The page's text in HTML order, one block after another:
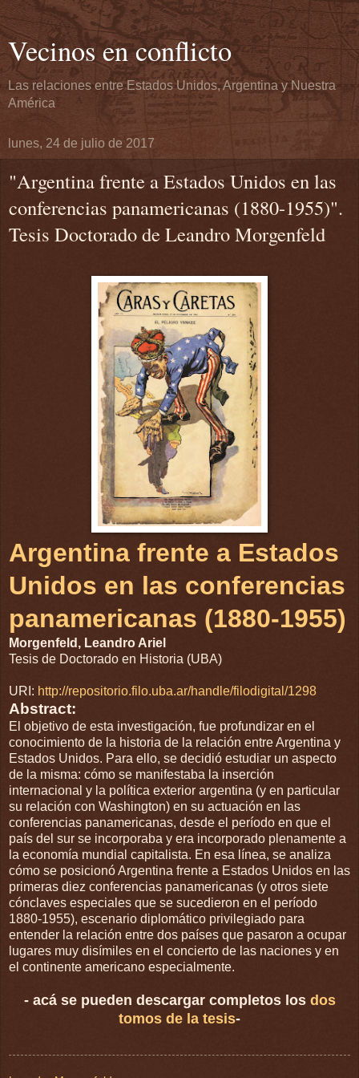
Vecinos en conflicto
Las relaciones entre Estados Unidos, Argentina y Nuestra
América
lunes, 24 de julio de 2017
"Argentina frente a Estados Unidos en las
conferencias panamericanas (1880-1955)".
Tesis Doctorado de Leandro Morgenfeld
Argentina frente a Estados
Unidos en las conferencias
panamericanas (1880-1955)
Morgenfeld, Leandro Ariel
Tesis de Doctorado en Historia (UBA)
URI: http://repositorio.filo.uba.ar/handle/filodigital/1298
Abstract:
El objetivo de esta investigación, fue profundizar en el
conocimiento de la historia de la relación entre Argentina y
Estados Unidos. Para ello, se decidió estudiar un aspecto
de la misma: cómo se manifestaba la inserción
internacional y la política exterior argentina (y en particular
su relación con Washington) en su actuación en las
conferencias panamericanas, desde el período en que el
país del sur se incorporaba y era incorporado plenamente a
la economía mundial capitalista. En esa línea, se analiza
cómo se posicionó Argentina frente a Estados Unidos en las
primeras diez conferencias panamericanas (y otros siete
cónclaves especiales que se sucedieron en el período
1880-1955), escenario diplomático privilegiado para
entender la relación entre dos países que pasaron a ocupar
lugares muy disímiles en el concierto de las naciones y en
el continente americano especialmente.
- acá se pueden descargar completos los dos
tomos de la tesis-